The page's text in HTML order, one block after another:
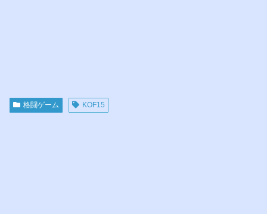
格闘ゲーム KOF15